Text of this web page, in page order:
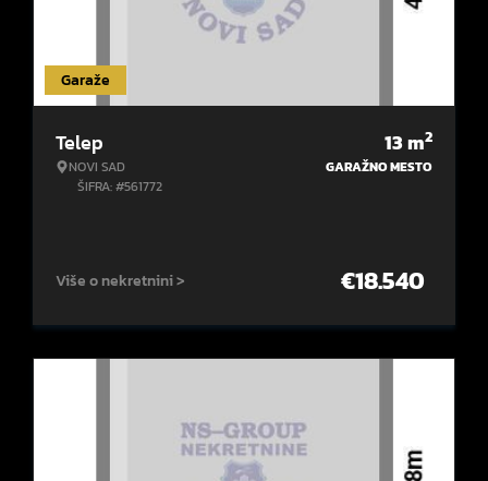
Garaže
Telep
NOVI SAD
ŠIFRA: #561772
13m2
GARAŽNO MESTO
Više o nekretnini > €18.540